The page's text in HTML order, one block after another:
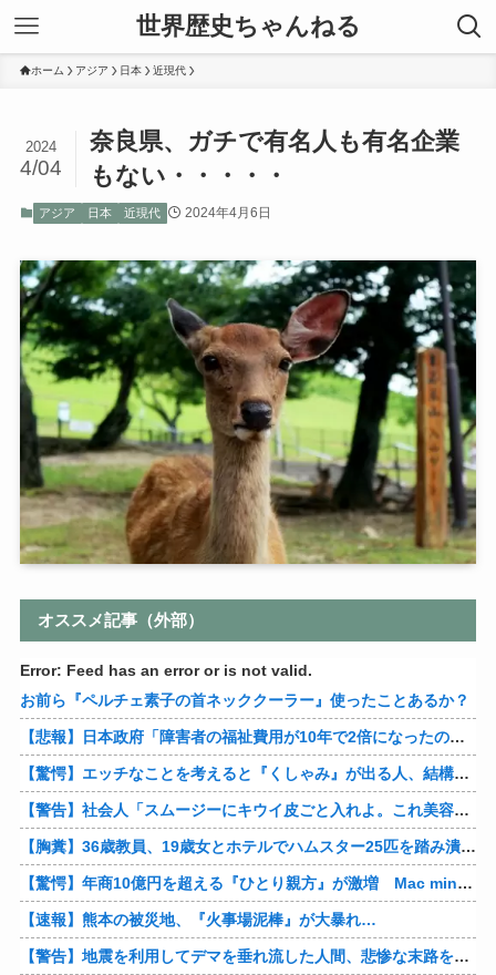
世界歴史ちゃんねる
ホーム アジア 日本 近現代
奈良県、ガチで有名人も有名企業
もない・・・・・
2024
4/04
アジア 日本 近現代 2024年4月6日
オススメ記事（外部）
Error: Feed has an error or is not valid.
お前ら『ペルチェ素子の首ネッククーラー』使ったことあるか？
【悲報】日本政府「障害者の福祉費用が10年で2倍になったので抑制します」
【驚愕】エッチなことを考えると『くしゃみ』が出る人、結構いると判明
【警告】社会人「スムージーにキウイ皮ごと入れよ。これ美容にいいんだよね〜」→ 結果…
【胸糞】36歳教員、19歳女とホテルでハムスター25匹を踏み潰すなどして逮捕
【驚愕】年商10億円を超える『ひとり親方』が激増 Mac miniを大量購入しAIを従業員に
【速報】熊本の被災地、『火事場泥棒』が大暴れ…
【警告】地震を利用してデマを垂れ流した人間、悲惨な末路を迎える…